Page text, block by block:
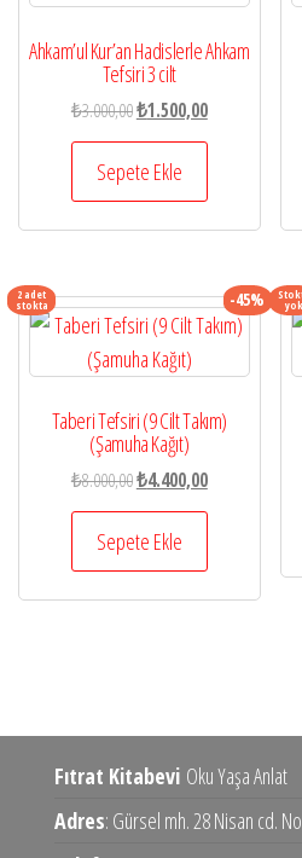
Ahkam’ul Kur’an Hadislerle Ahkam
Tefsiri 3 cilt
₺3.000,00Orijinal
fiyat:
₺3.000,00.
₺1.500,00Şu
andaki
₺1.500,00.
Sepete Ekle
2 adet
stokta -45%
Taberi Tefsiri (9 Cilt Takım)
(Şamuha Kağıt)
₺8.000,00Orijinal
fiyat:
₺8.000,00.
₺4.400,00Şu
andaki
₺4.400,00.
Sepete Ekle
yok
Fıtrat Kitabevi Oku Yaşa Anlat
Adres: Gürsel mh. 28 Nisan cd.